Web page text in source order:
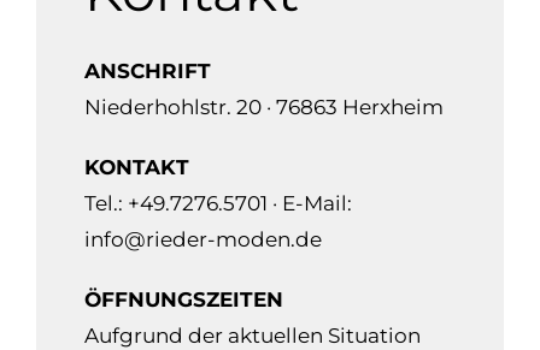
ANSCHRIFT
Niederhohlstr. 20 · 76863 Herxheim
KONTAKT
Tel.: +49.7276.5701 · E-Mail:
info@rieder-moden.de
ÖFFNUNGSZEITEN
Aufgrund der aktuellen Situation